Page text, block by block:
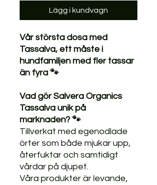
Lägg i kundvagn
Vår största dosa med
Tassalva, ett måste i
hundfamiljen med fler tassar
än fyra 🐾
Vad gör Salvera Organics
Tassalva unik på
marknaden? 🐾
Tillverkat med egenodlade
örter som både mjukar upp,
återfuktar och samtidigt
vårdar på djupet.
Våra produkter är levande,